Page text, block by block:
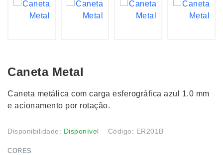
Caneta Metal
Caneta metálica com carga esferográfica azul 1.0 mm
e acionamento por rotação.
Disponibilidade: Disponível Código: ER201B
CORES